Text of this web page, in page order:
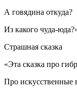
А говядина откуда?
Из какого чуда-
Страшная сказка
«Эта сказка про
Про искусственные